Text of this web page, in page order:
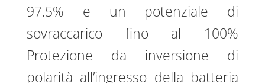
97.5% e un potenziale di
sovraccarico fino al 100%
Protezione da inversione di
polarità all’ingresso della batteria